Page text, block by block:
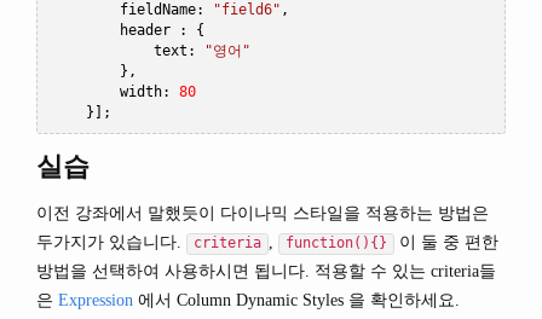
        fieldName
: "field6" ,
        header
:
{
            text
:
"영어"
},
        width
:
80
}];
실습
이전 강좌에서 말했듯이 다이나믹 스타일을 적용하는 방법은
두가지가 있습니다.
criteria , function(){}
이 둘 중 편한
방법을 선택하여 사용하시면 됩니다. 적용할 수 있는 criteria들
은 Expression 에서 Column Dynamic Styles 을 확인하세요.